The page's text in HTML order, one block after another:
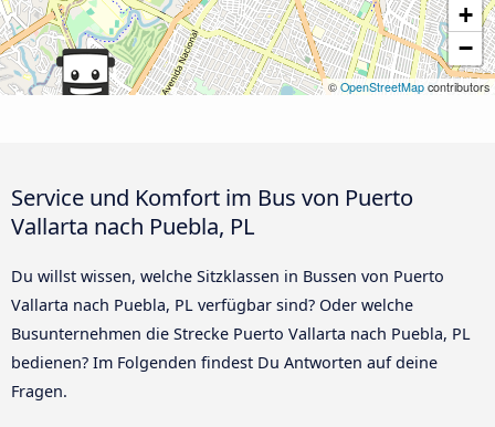
+
−
©OpenStreetMap contributors
Service und Komfort im Bus von Puerto
Vallarta nach Puebla, PL
Du willst wissen, welche Sitzklassen in Bussen von Puerto
Vallarta nach Puebla, PL verfügbar sind? Oder welche
Busunternehmen die Strecke Puerto Vallarta nach Puebla, PL
bedienen? Im Folgenden findest Du Antworten auf deine
Fragen.